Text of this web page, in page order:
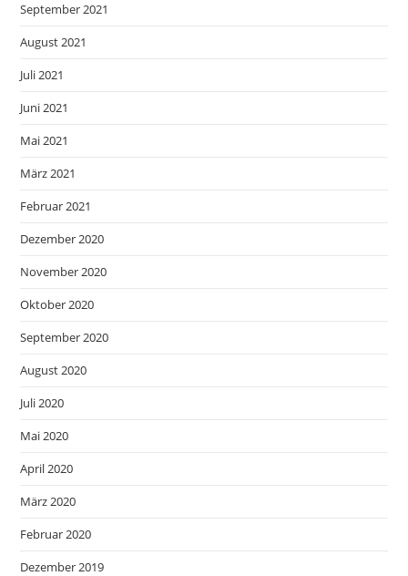
September 2021
August 2021
Juli 2021
Juni 2021
Mai 2021
März 2021
Februar 2021
Dezember 2020
November 2020
Oktober 2020
September 2020
August 2020
Juli 2020
Mai 2020
April 2020
März 2020
Februar 2020
Dezember 2019